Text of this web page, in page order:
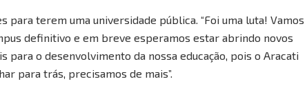
terem uma universidade pública. “Foi uma luta! Vamos
definitivo e em breve esperamos estar abrindo novos
para o desenvolvimento da nossa educação, pois o Aracati
para trás, precisamos de mais”.